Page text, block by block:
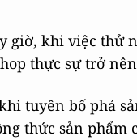
giờ, khi việc thử
thực sự trở
tuyên bố phá
thức sản phẩm